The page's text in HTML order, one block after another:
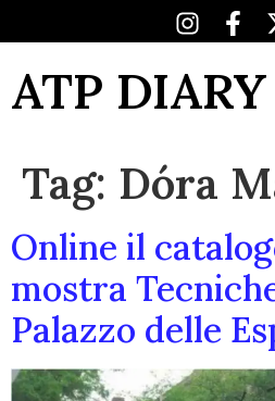
ATP DIARY
Tag: Dóra
Online il
mostra
Palazzo delle